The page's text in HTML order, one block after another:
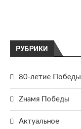
РУБРИКИ
80-летие Победы
Zнамя Победы
Актуальное